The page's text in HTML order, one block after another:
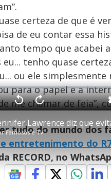
certeza de que é
de eu contar essa
tempo que acabei
eu... tenho quase
ou ele simplesmente
para o papel e a
me chamar de feia”,
P
l
Famosos e TV
V
t
a
r
1
0
s
e
g
u
d
A
n
ç
a
1
0
s
e
g
u
n
tudo do mundo dos
entretenimento do
RECORD, no